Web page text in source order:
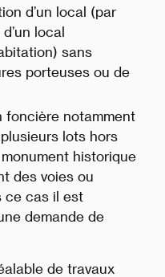
d’un local (par
local
sans
porteuses ou de
foncière notamment
lots hors
historique
des voies ou
ce cas il est
demande de
de travaux